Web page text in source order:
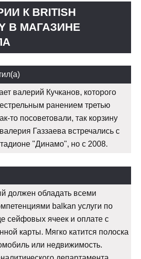
К BRITISH
В МАГАЗИНЕ
валерий Кучканов, которого
ранением третью
то посоветовали, так корзину
Газзаева встречались с
"Динамо", но с 2008.
должен обладать всеми
balkan услуги по
сейфовых ячеек и оплате с
карты. Мягко катится полоска
или недвижимость.